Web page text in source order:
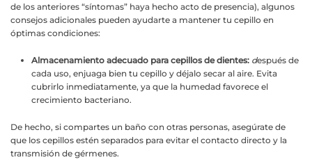
de los anteriores “síntomas” haya hecho acto de presencia), algunos
consejos adicionales pueden ayudarte a mantener tu cepillo en
óptimas condiciones:
Almacenamiento adecuado para cepillos de dientes: después de
cada uso, enjuaga bien tu cepillo y déjalo secar al aire. Evita
cubrirlo inmediatamente, ya que la humedad favorece el
crecimiento bacteriano.
De hecho, si compartes un baño con otras personas, asegúrate de
que los cepillos estén separados para evitar el contacto directo y la
transmisión de gérmenes.